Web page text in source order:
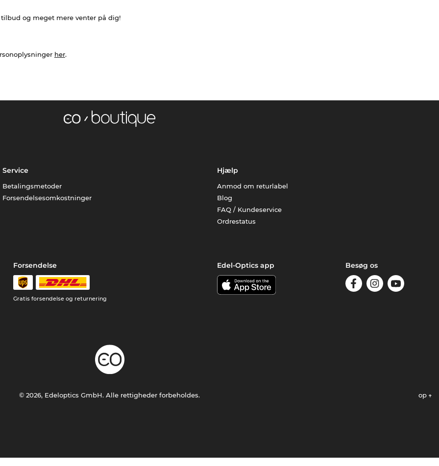
og meget mere venter på dig!
her.
Service
Betalingsmetoder
Forsendelsesomkostninger
Hjælp
Anmod om returlabel
Blog
FAQ / Kundeservice
Ordrestatus
Forsendelse
Gratis forsendelse og returnering
Edel-Optics app Besøg os
© 2026, Edeloptics GmbH. Alle rettigheder forbeholdes. op